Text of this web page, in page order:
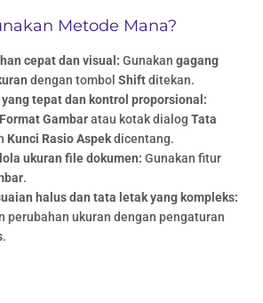
Metode Mana?
cepat dan visual: Gunakangagang
dengan tombolShiftditekan.
tepat dan kontrol proporsional:
Format Gambaratau kotak dialogTata
Kunci Rasio Aspekdicentang.
ukuran file dokumen: Gunakan fitur
.
halus dan tata letak yang kompleks:
perubahan ukuran dengan pengaturan
.